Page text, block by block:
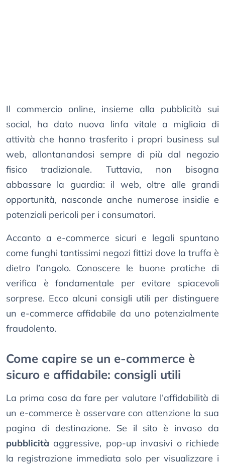
Il commercio online, insieme alla pubblicità sui
social, ha dato nuova linfa vitale a migliaia di
attività che hanno trasferito i propri business sul
web, allontanandosi sempre di più dal negozio
fisico tradizionale. Tuttavia, non bisogna
abbassare la guardia: il web, oltre alle grandi
opportunità, nasconde anche numerose insidie e
potenziali pericoli per i consumatori.
Accanto a e-commerce sicuri e legali spuntano
come funghi tantissimi negozi fittizi dove la truffa è
dietro l’angolo. Conoscere le buone pratiche di
verifica è fondamentale per evitare spiacevoli
sorprese. Ecco alcuni consigli utili per distinguere
un e-commerce affidabile da uno potenzialmente
fraudolento.
Come capire se un e-commerce è
sicuro e affidabile: consigli utili
La prima cosa da fare per valutare l’affidabilità di
un e-commerce è osservare con attenzione la sua
pagina di destinazione. Se il sito è invaso da
pubblicità aggressive, pop-up invasivi o richiede
la registrazione immediata solo per visualizzare i